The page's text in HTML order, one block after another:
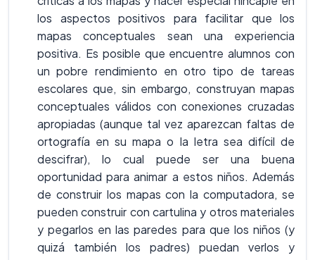
los aspectos positivos para facilitar que los
mapas conceptuales sean una experiencia
positiva. Es posible que encuentre alumnos con
un pobre rendimiento en otro tipo de tareas
escolares que, sin embargo, construyan mapas
conceptuales válidos con conexiones cruzadas
apropiadas (aunque tal vez aparezcan faltas de
ortografía en su mapa o la letra sea difícil de
descifrar), lo cual puede ser una buena
oportunidad para animar a estos niños. Además
de construir los mapas con la computadora, se
pueden construir con cartulina y otros materiales
y pegarlos en las paredes para que los niños (y
quizá también los padres) puedan verlos y